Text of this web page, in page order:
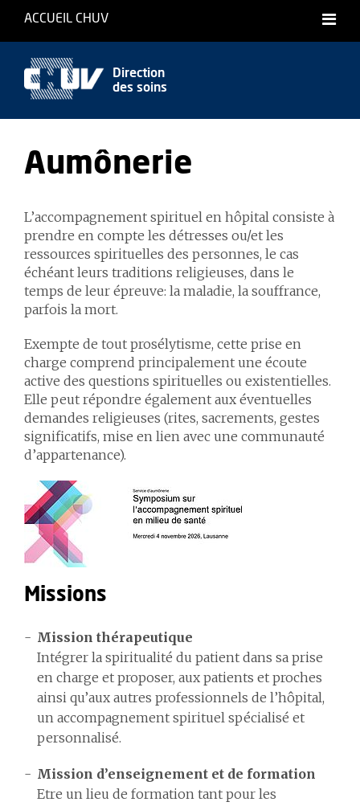
ACCUEIL CHUV
Direction
des soins
Aumônerie
L’accompagnement spirituel en hôpital consiste à
prendre en compte les détresses ou/et les
ressources spirituelles des personnes, le cas
échéant leurs traditions religieuses, dans le
temps de leur épreuve: la maladie, la souffrance,
parfois la mort.
Exempte de tout prosélytisme, cette prise en
charge comprend principalement une écoute
active des questions spirituelles ou existentielles.
Elle peut répondre également aux éventuelles
demandes religieuses (rites, sacrements, gestes
significatifs, mise en lien avec une communauté
d’appartenance).
Missions
Mission thérapeutique
Intégrer la spiritualité du patient dans sa prise
en charge et proposer, aux patients et proches
ainsi qu’aux autres professionnels de l’hôpital,
un accompagnement spirituel spécialisé et
personnalisé.
Mission d’enseignement et de formation
Etre un lieu de formation tant pour les